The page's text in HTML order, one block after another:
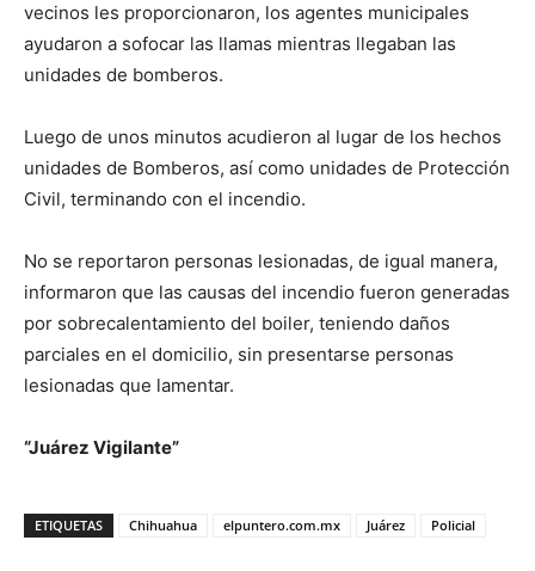
vecinos les proporcionaron, los agentes municipales
ayudaron a sofocar las llamas mientras llegaban las
unidades de bomberos.
Luego de unos minutos acudieron al lugar de los hechos
unidades de Bomberos, así como unidades de Protección
Civil, terminando con el incendio.
No se reportaron personas lesionadas, de igual manera,
informaron que las causas del incendio fueron generadas
por sobrecalentamiento del boiler, teniendo daños
parciales en el domicilio, sin presentarse personas
lesionadas que lamentar.
“Juárez Vigilante”
ETIQUETAS Chihuahua elpuntero.com.mx Juárez Policial